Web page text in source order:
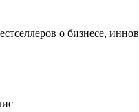
о бизнесе,